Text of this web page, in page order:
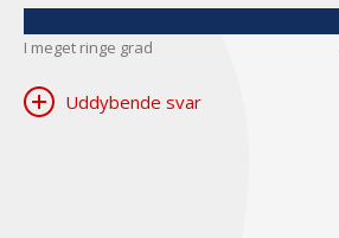
I meget ringe grad
Uddybende svar